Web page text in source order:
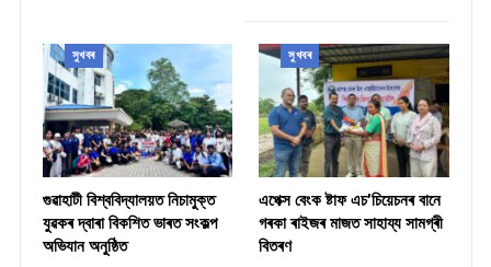
সুখবৰ
গুৱাহাটী বিশ্ববিদ্যালয়ত নিচামুক্ত
যুৱকৰ দ্বাৰা বিকশিত ভাৰত সংকল্প
অভিযান অনুষ্ঠিত
সুখবৰ
​এপেক্স বেংক ষ্টাফ এচ’চিয়েচনৰ বানে
গৰকা ৰাইজৰ মাজত সাহায্য সামগ্ৰী
বিতৰণ ​